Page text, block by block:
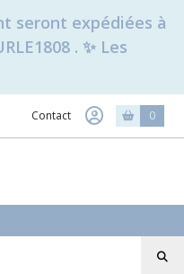
seront expédiées à
. ✨ Les
Contact 0